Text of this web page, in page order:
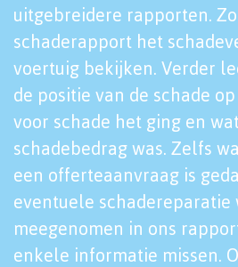
uitgebreidere rapporten.
schaderapport het
voertuig bekijken. Verder
de positie van de schade
voor schade het ging en
schadebedrag was. Zelfs
een offerteaanvraag is
eventuele schadereparatie
meegenomen in ons
enkele informatie missen.